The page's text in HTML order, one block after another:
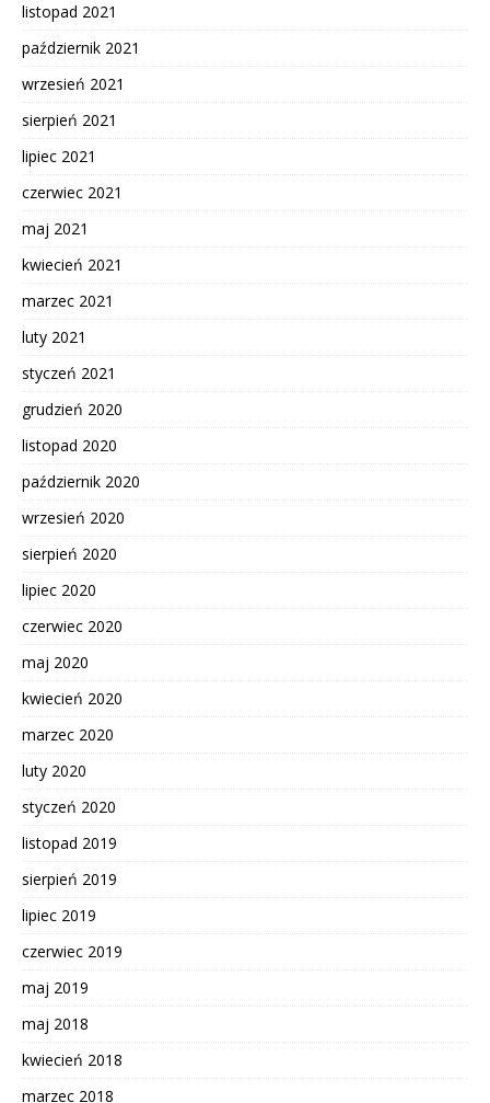
listopad 2021
październik 2021
wrzesień 2021
sierpień 2021
lipiec 2021
czerwiec 2021
maj 2021
kwiecień 2021
marzec 2021
luty 2021
styczeń 2021
grudzień 2020
listopad 2020
październik 2020
wrzesień 2020
sierpień 2020
lipiec 2020
czerwiec 2020
maj 2020
kwiecień 2020
marzec 2020
luty 2020
styczeń 2020
listopad 2019
sierpień 2019
lipiec 2019
czerwiec 2019
maj 2019
maj 2018
kwiecień 2018
marzec 2018